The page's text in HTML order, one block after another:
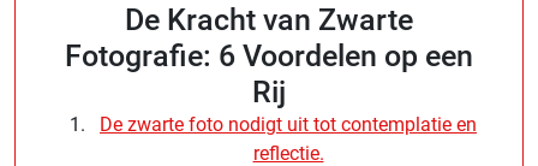
De Kracht van Zwarte
Fotografie: 6 Voordelen op een
Rij
De zwarte foto nodigt uit tot contemplatie en
reflectie.